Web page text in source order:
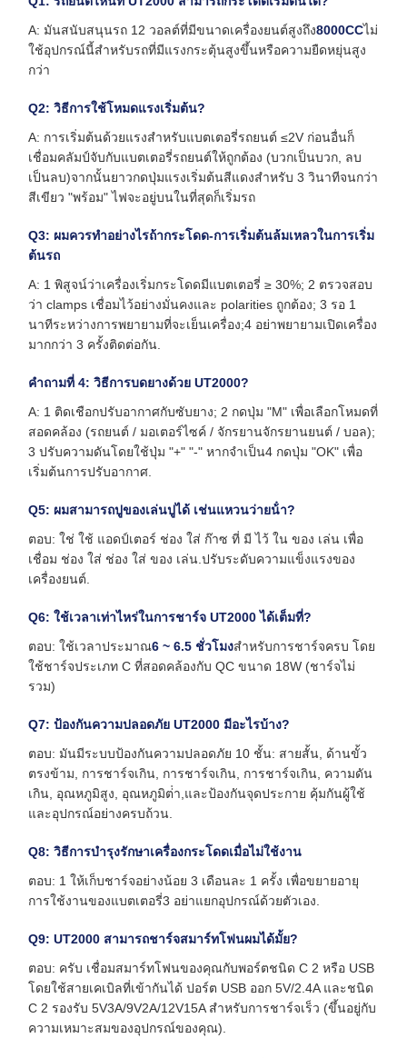
A: มันสนับสนุนรถ 12 วอลต์ที่มีขนาดเครื่องยนต์สูงถึง8000CCไม่
ใช้อุปกรณ์นี้สําหรับรถที่มีแรงกระตุ้นสูงขึ้นหรือความยืดหยุ่นสูง
กว่า
Q2: วิธีการใช้โหมดแรงเริ่มต้น?
A: การเริ่มต้นด้วยแรงสําหรับแบตเตอรี่รถยนต์ ≤2V ก่อนอื่นก็
เชื่อมคลัมป์จับกับแบตเตอรี่รถยนต์ให้ถูกต้อง (บวกเป็นบวก, ลบ
เป็นลบ)จากนั้นยาวกดปุ่มแรงเริ่มต้นสีแดงสําหรับ 3 วินาทีจนกว่า
สีเขียว "พร้อม" ไฟจะอยู่บนในที่สุดก็เริ่มรถ
Q3: ผมควรทําอย่างไรถ้ากระโดด-การเริ่มต้นล้มเหลวในการเริ่ม
ต้นรถ
A: 1 พิสูจน์ว่าเครื่องเริ่มกระโดดมีแบตเตอรี่ ≥ 30%; 2 ตรวจสอบ
ว่า clamps เชื่อมไว้อย่างมั่นคงและ polarities ถูกต้อง; 3 รอ 1
นาทีระหว่างการพยายามที่จะเย็นเครื่อง;4 อย่าพยายามเปิดเครื่อง
มากกว่า 3 ครั้งติดต่อกัน.
คําถามที่ 4: วิธีการบดยางด้วย UT2000?
A: 1 ติดเชือกปรับอากาศกับซับยาง; 2 กดปุ่ม "M" เพื่อเลือกโหมดที่
สอดคล้อง (รถยนต์ / มอเตอร์ไซค์ / จักรยานจักรยานยนต์ / บอล);
3 ปรับความดันโดยใช้ปุ่ม "+" "-" หากจําเป็น4 กดปุ่ม "OK" เพื่อ
เริ่มต้นการปรับอากาศ.
Q5: ผมสามารถปูของเล่นปูได้ เช่นแหวนว่ายน้ํา?
ตอบ: ใช่ ใช้ แอดป์เตอร์ ช่อง ใส่ ก๊าซ ที่ มี ไว้ ใน ของ เล่น เพื่อ
เชื่อม ช่อง ใส่ ช่อง ใส่ ของ เล่น.ปรับระดับความแข็งแรงของ
เครื่องยนต์.
Q6: ใช้เวลาเท่าไหร่ในการชาร์จ UT2000 ได้เต็มที่?
ตอบ: ใช้เวลาประมาณ6 ~ 6.5 ชั่วโมงสําหรับการชาร์จครบ โดย
ใช้ชาร์จประเภท C ที่สอดคล้องกับ QC ขนาด 18W (ชาร์จไม่
รวม)
Q7: ป้องกันความปลอดภัย UT2000 มีอะไรบ้าง?
ตอบ: มันมีระบบป้องกันความปลอดภัย 10 ชั้น: สายสั้น, ด้านขั้ว
ตรงข้าม, การชาร์จเกิน, การชาร์จเกิน, การชาร์จเกิน, ความดัน
เกิน, อุณหภูมิสูง, อุณหภูมิต่ํา,และป้องกันจุดประกาย คุ้มกันผู้ใช้
และอุปกรณ์อย่างครบถ้วน.
Q8: วิธีการบํารุงรักษาเครื่องกระโดดเมื่อไม่ใช้งาน
ตอบ: 1 ให้เก็บชาร์จอย่างน้อย 3 เดือนละ 1 ครั้ง เพื่อขยายอายุ
การใช้งานของแบตเตอรี่3 อย่าแยกอุปกรณ์ด้วยตัวเอง.
Q9: UT2000 สามารถชาร์จสมาร์ทโฟนผมได้มั้ย?
ตอบ: ครับ เชื่อมสมาร์ทโฟนของคุณกับพอร์ตชนิด C 2 หรือ USB
โดยใช้สายเคเบิลที่เข้ากันได้ ปอร์ต USB ออก 5V/2.4A และชนิด
C 2 รองรับ 5V3A/9V2A/12V15A สําหรับการชาร์จเร็ว (ขึ้นอยู่กับ
ความเหมาะสมของอุปกรณ์ของคุณ).